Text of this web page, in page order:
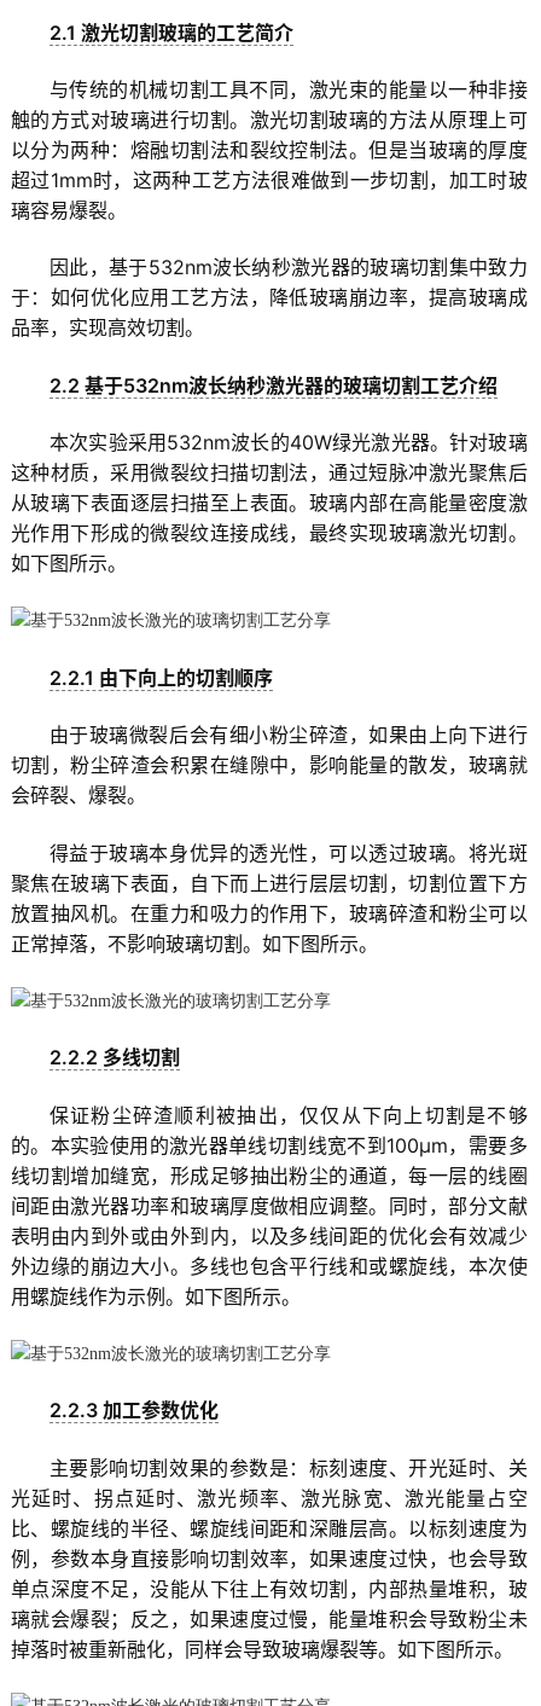
2.1 激光切割玻璃的工艺简介
与传统的机械切割工具不同，激光束的能量以一种非接
触的方式对玻璃进行切割。激光切割玻璃的方法从原理上可
以分为两种：熔融切割法和裂纹控制法。但是当玻璃的厚度
超过1mm时，这两种工艺方法很难做到一步切割，加工时玻
璃容易爆裂。
因此，基于532nm波长纳秒激光器的玻璃切割集中致力
于：如何优化应用工艺方法，降低玻璃崩边率，提高玻璃成
品率，实现高效切割。
2.2 基于532nm波长纳秒激光器的玻璃切割工艺介绍
本次实验采用532nm波长的40W绿光激光器。针对玻璃
这种材质，采用微裂纹扫描切割法，通过短脉冲激光聚焦后
从玻璃下表面逐层扫描至上表面。玻璃内部在高能量密度激
光作用下形成的微裂纹连接成线，最终实现玻璃激光切割。
如下图所示。
2.2.1 由下向上的切割顺序
由于玻璃微裂后会有细小粉尘碎渣，如果由上向下进行
切割，粉尘碎渣会积累在缝隙中，影响能量的散发，玻璃就
会碎裂、爆裂。
得益于玻璃本身优异的透光性，可以透过玻璃。将光斑
聚焦在玻璃下表面，自下而上进行层层切割，切割位置下方
放置抽风机。在重力和吸力的作用下，玻璃碎渣和粉尘可以
正常掉落，不影响玻璃切割。如下图所示。
2.2.2 多线切割
保证粉尘碎渣顺利被抽出，仅仅从下向上切割是不够
的。本实验使用的激光器单线切割线宽不到100μm，需要多
线切割增加缝宽，形成足够抽出粉尘的通道，每一层的线圈
间距由激光器功率和玻璃厚度做相应调整。同时，部分文献
表明由内到外或由外到内，以及多线间距的优化会有效减少
外边缘的崩边大小。多线也包含平行线和或螺旋线，本次使
用螺旋线作为示例。如下图所示。
2.2.3 加工参数优化
主要影响切割效果的参数是：标刻速度、开光延时、关
光延时、拐点延时、激光频率、激光脉宽、激光能量占空
比、螺旋线的半径、螺旋线间距和深雕层高。以标刻速度为
例，参数本身直接影响切割效率，如果速度过快，也会导致
单点深度不足，没能从下往上有效切割，内部热量堆积，玻
璃就会爆裂；反之，如果速度过慢，能量堆积会导致粉尘未
掉落时被重新融化，同样会导致玻璃爆裂等。如下图所示。